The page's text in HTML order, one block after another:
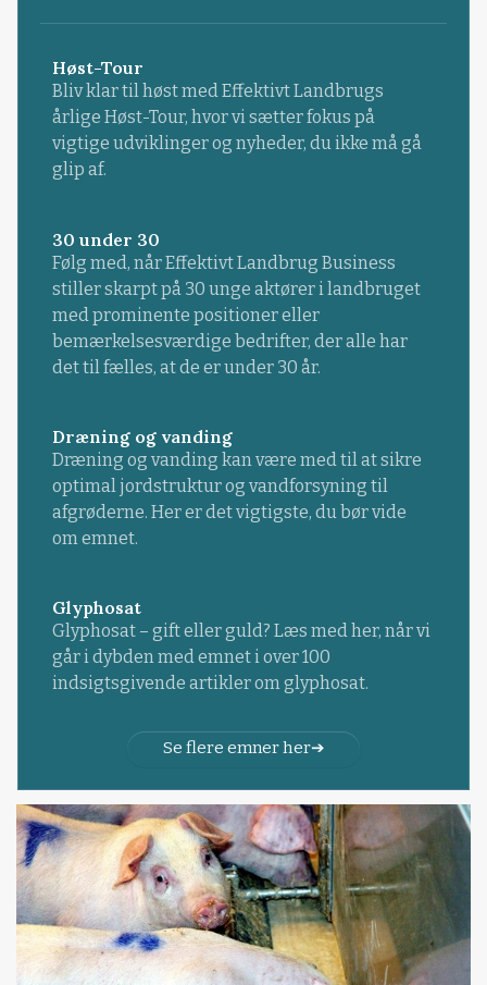
Høst-Tour
Bliv klar til høst med Effektivt Landbrugs
årlige Høst-Tour, hvor vi sætter fokus på
vigtige udviklinger og nyheder, du ikke må gå
glip af.
30 under 30
Følg med, når Effektivt Landbrug Business
stiller skarpt på 30 unge aktører i landbruget
med prominente positioner eller
bemærkelsesværdige bedrifter, der alle har
det til fælles, at de er under 30 år.
Dræning og vanding
Dræning og vanding kan være med til at sikre
optimal jordstruktur og vandforsyning til
afgrøderne. Her er det vigtigste, du bør vide
om emnet.
Glyphosat
Glyphosat – gift eller guld? Læs med her, når vi
går i dybden med emnet i over 100
indsigtsgivende artikler om glyphosat.
Se flere emner her